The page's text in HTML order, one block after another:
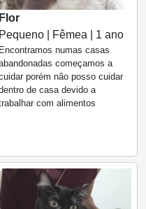
Flor
Pequeno | Fêmea | 1 ano
Encontramos numas casas
começamos a
porém não posso cuidar
de casa devido a
com alimentos